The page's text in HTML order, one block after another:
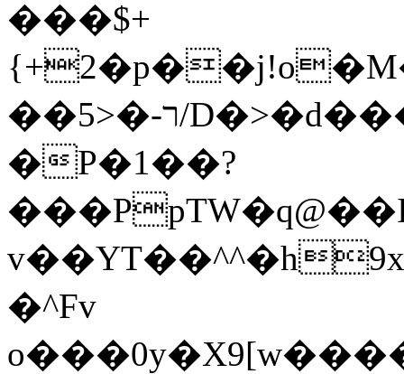
���$+
��ר-�<5/D�>�d�����1!u8JP�@TE�
�P�1��?
�^Fv